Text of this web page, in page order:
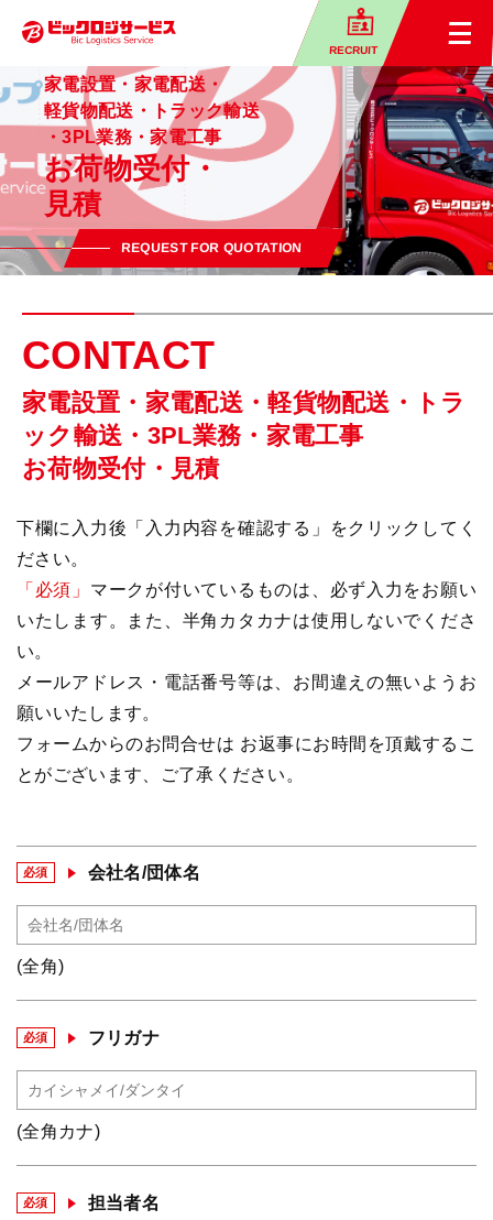
RECRUIT
家電設置・家電配送・
軽貨物配送・
トラック輸送
・3PL業務・家電工事
お荷物受付・
見積
REQUEST FOR QUOTATION
CONTACT
家電設置・家電配送・軽貨物配送・トラ
ック輸送・3PL業務・家電工事
お荷物受付・見積
下欄に入力後「入力内容を確認する」をクリックしてく
ださい。
「必須」 マークが付いているものは、必ず入力をお願い
いたします。また、半角カタカナは使用しないでくださ
い。
メールアドレス・電話番号等は、お間違えの無いようお
願いいたします。
フォームからのお問合せは お返事にお時間を頂戴するこ
とがございます、ご了承ください。
必須 会社名/団体名
(全角)
必須 フリガナ
(全角カナ)
必須 担当者名